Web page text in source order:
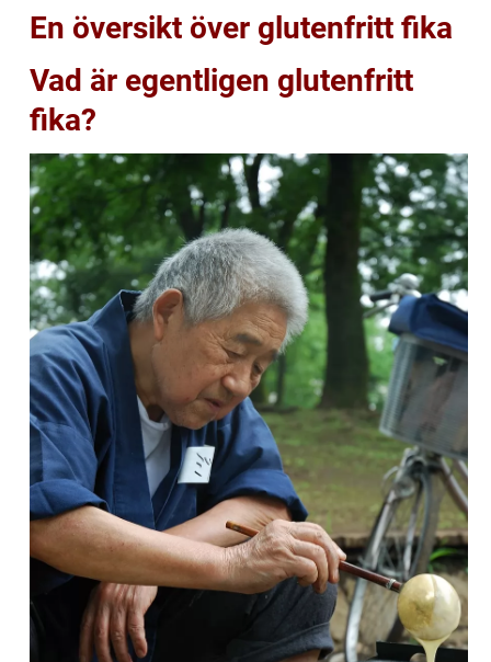
En översikt över glutenfritt fika
Vad är egentligen glutenfritt
fika?